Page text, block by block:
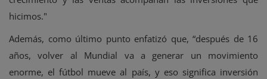
hicimos."
Además, como último punto enfatizó que, “después de 16
años, volver al Mundial va a generar un movimiento
enorme, el fútbol mueve al país, y eso significa inversión